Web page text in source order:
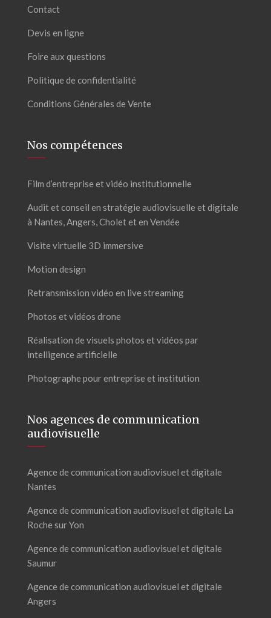
Contact
Devis en ligne
Foire aux questions
Politique de confidentialité
Conditions Générales de Vente
Nos compétences
Film d’entreprise et vidéo institutionnelle
Audit et conseil en stratégie audiovisuelle et digitale
à Nantes, Angers, Cholet et en Vendée
Visite virtuelle 3D immersive
Motion design
Retransmission vidéo en live streaming
Photos et vidéos drone
Réalisation de visuels photos et vidéos par
intelligence artificielle
Photographe pour entreprise et institution
Nos agences de communication
audiovisuelle
Agence de communication audiovisuel et digitale
Nantes
Agence de communication audiovisuel et digitale La
Roche sur Yon
Agence de communication audiovisuel et digitale
Saumur
Agence de communication audiovisuel et digitale
Angers